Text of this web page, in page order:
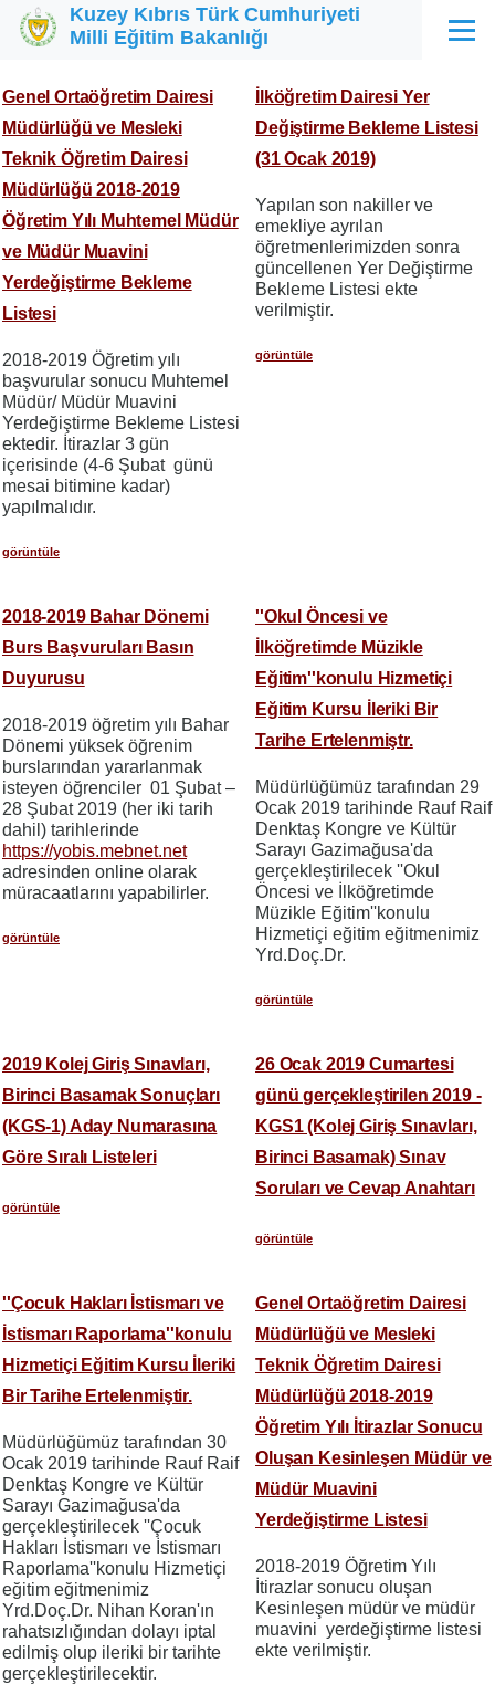
Ana içeriğe atla
Kuzey Kıbrıs Türk Cumhuriyeti
Milli Eğitim Bakanlığı
Menü
Genel Ortaöğretim Dairesi
Müdürlüğü ve Mesleki
Teknik Öğretim Dairesi
Müdürlüğü 2018-2019
Öğretim Yılı Muhtemel Müdür
ve Müdür Muavini
Yerdeğiştirme Bekleme
Listesi
2018-2019 Öğretim yılı
başvurular sonucu Muhtemel
Müdür/ Müdür Muavini
Yerdeğiştirme Bekleme Listesi
ektedir. İtirazlar 3 gün
içerisinde (4-6 Şubat günü
mesai bitimine kadar)
yapılmalıdır.
görüntüle
İlköğretim Dairesi Yer
Değiştirme Bekleme Listesi
(31 Ocak 2019)
Yapılan son nakiller ve
emekliye ayrılan
öğretmenlerimizden sonra
güncellenen Yer Değiştirme
Bekleme Listesi ekte
verilmiştir.
görüntüle
2018-2019 Bahar Dönemi
Burs Başvuruları Basın
Duyurusu
2018-2019 öğretim yılı Bahar
Dönemi yüksek öğrenim
burslarından yararlanmak
isteyen öğrenciler 01 Şubat –
28 Şubat 2019 (her iki tarih
dahil) tarihlerinde
https://yobis.mebnet.net
adresinden online olarak
müracaatlarını yapabilirler.
görüntüle
''Okul Öncesi ve
İlköğretimde Müzikle
Eğitim''konulu Hizmetiçi
Eğitim Kursu İleriki Bir
Tarihe Ertelenmiştr.
Müdürlüğümüz tarafından 29
Ocak 2019 tarihinde Rauf Raif
Denktaş Kongre ve Kültür
Sarayı Gazimağusa'da
gerçekleştirilecek ''Okul
Öncesi ve İlköğretimde
Müzikle Eğitim''konulu
Hizmetiçi eğitim eğitmenimiz
Yrd.Doç.Dr.
görüntüle
2019 Kolej Giriş Sınavları,
Birinci Basamak Sonuçları
(KGS-1) Aday Numarasına
Göre Sıralı Listeleri
görüntüle
26 Ocak 2019 Cumartesi
günü gerçekleştirilen 2019 -
KGS1 (Kolej Giriş Sınavları,
Birinci Basamak) Sınav
Soruları ve Cevap Anahtarı
görüntüle
''Çocuk Hakları İstismarı ve
İstismarı Raporlama''konulu
Hizmetiçi Eğitim Kursu İleriki
Bir Tarihe Ertelenmiştir.
Müdürlüğümüz tarafından 30
Ocak 2019 tarihinde Rauf Raif
Denktaş Kongre ve Kültür
Sarayı Gazimağusa'da
gerçekleştirilecek ''Çocuk
Hakları İstismarı ve İstismarı
Raporlama''konulu Hizmetiçi
eğitim eğitmenimiz
Yrd.Doç.Dr. Nihan Koran'ın
rahatsızlığından dolayı iptal
edilmiş olup ileriki bir tarihte
gerçekleştirilecektir.
Genel Ortaöğretim Dairesi
Müdürlüğü ve Mesleki
Teknik Öğretim Dairesi
Müdürlüğü 2018-2019
Öğretim Yılı İtirazlar Sonucu
Oluşan Kesinleşen Müdür ve
Müdür Muavini
Yerdeğiştirme Listesi
2018-2019 Öğretim Yılı
İtirazlar sonucu oluşan
Kesinleşen müdür ve müdür
muavini yerdeğiştirme listesi
ekte verilmiştir.